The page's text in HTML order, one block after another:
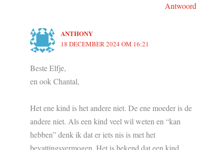
Antwoord
ANTHONY
18 DECEMBER 2024 OM 16:21
Beste Elfje,
en ook Chantal,
Het ene kind is het andere niet. De ene moeder is de
andere niet. Als een kind veel wil weten en “kan
hebben” denk ik dat er iets nis is met het